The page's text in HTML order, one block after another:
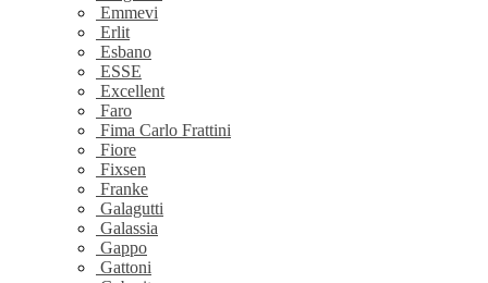
Emmevi
Erlit
Esbano
ESSE
Excellent
Faro
Fima Carlo Frattini
Fiore
Fixsen
Franke
Galagutti
Galassia
Gappo
Gattoni